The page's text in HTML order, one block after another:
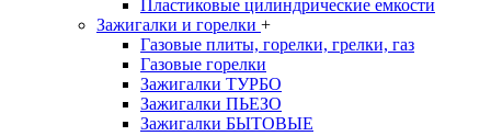
Пластиковые цилиндрические емкости
Зажигалки и горелки +
Газовые плиты, горелки, грелки, газ
Газовые горелки
Зажигалки ТУРБО
Зажигалки ПЬЕЗО
Зажигалки БЫТОВЫЕ